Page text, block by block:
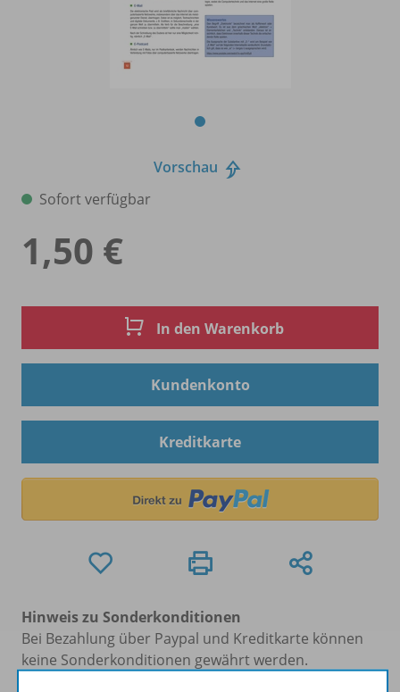
Vorschau
Sofort verfügbar
1,50 €
In den Warenkorb
Kundenkonto
Kreditkarte
Hinweis zu Sonderkonditionen
Bei Bezahlung über Paypal und Kreditkarte können
keine Sonderkonditionen gewährt werden.